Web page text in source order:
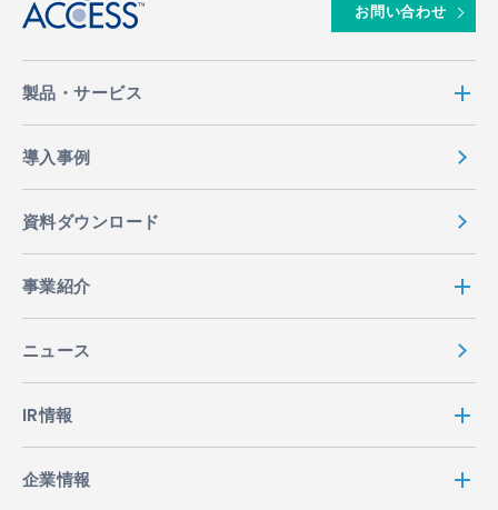
お問い合わせ
製品・サービス
導入事例
資料ダウンロード
事業紹介
ニュース
IR情報
企業情報